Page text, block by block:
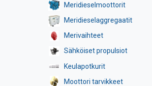
Meridieselmoottorit
Meridieselaggregaatit
Merivaihteet
Sähköiset propulsiot
Keulapotkurit
Moottori tarvikkeet